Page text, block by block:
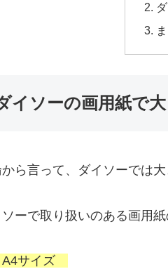
イソーの画用紙で
ら言って、ダイソーでは
ソーで取り扱いのある画用
サイズ